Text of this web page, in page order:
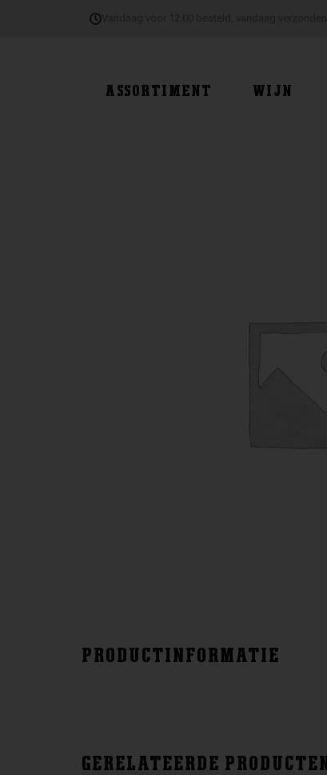
ASSORTIMENT WIJN
PRODUCTINFORMATIE
GERELATEERDE PRODUCTEN